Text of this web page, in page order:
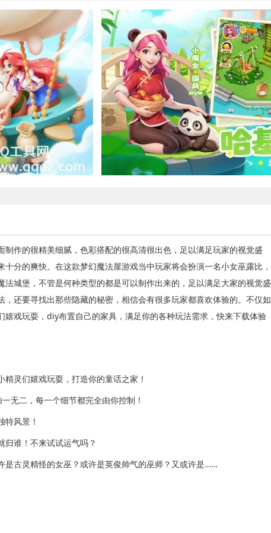
作的很精美细腻，色彩搭配的很高清很出色，足以满足玩家的视觉盛
分的爽快。在这款梦幻魔法屋游戏当中玩家将会扮演一名小女巫露比，
城堡，不管是何种类型的都是可以制作出来的，足以满足大家的视觉盛
还要寻找出那些隐藏的秘密，相信会有很多玩家都喜欢体验的。不仅如
戏玩耍，diy布置自己的家具，满足你的各种玩法需求，快来下载体验
灵们嬉戏玩耍，打造你的童话之家！
二，每一个细节都完全由你控制！
风景！
谁！不来试试运气吗？
古灵精怪的女巫？或许是英俊帅气的巫师？又或许是……